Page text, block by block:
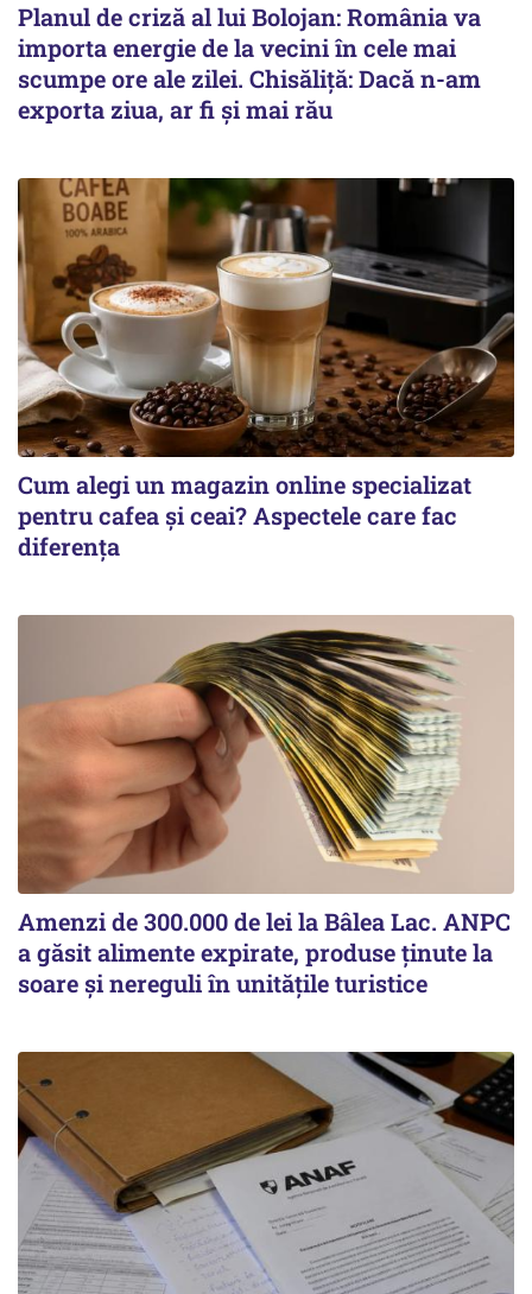
Planul de criză al lui Bolojan: România va
importa energie de la vecini în cele mai
scumpe ore ale zilei. Chisăliță: Dacă n-am
exporta ziua, ar fi și mai rău
Cum alegi un magazin online specializat
pentru cafea și ceai? Aspectele care fac
diferența
Amenzi de 300.000 de lei la Bâlea Lac. ANPC
a găsit alimente expirate, produse ținute la
soare și nereguli în unitățile turistice